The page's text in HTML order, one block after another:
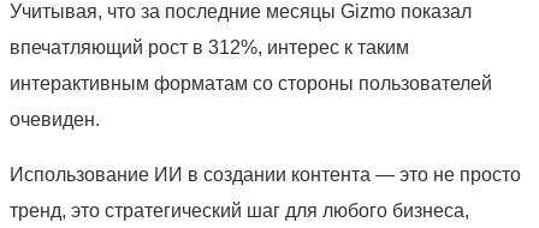
Учитывая, что за последние месяцы Gizmo показал
впечатляющий рост в 312%, интерес к таким
интерактивным форматам со стороны пользователей
очевиден.
Использование ИИ в создании контента — это не просто
тренд, это стратегический шаг для любого бизнеса,